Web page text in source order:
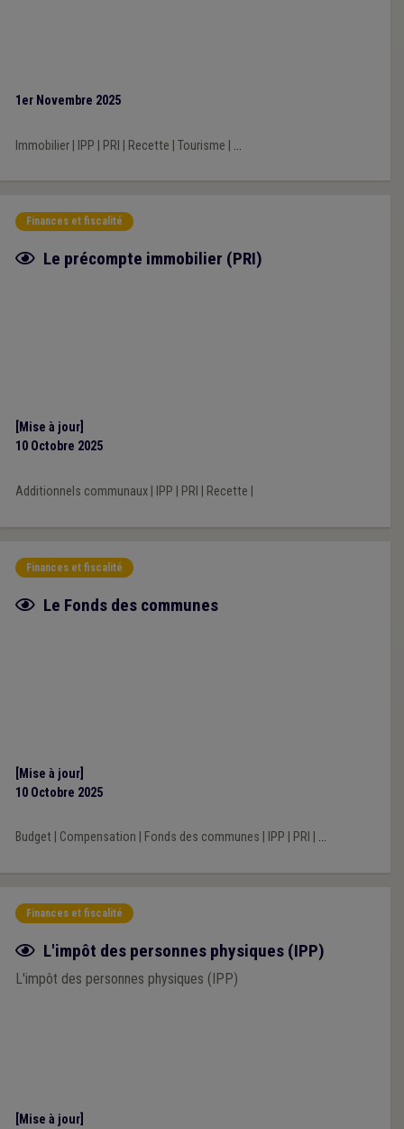
1er Novembre 2025
Immobilier| IPP PRI Recette Tourisme ...
Finances et fiscalité
Fiche focus
Le précompte immobilier (PRI)
[Mise à jour]
10 Octobre 2025
Additionnels communaux| IPP PRI Recette
Finances et fiscalité
Fiche focus
Le Fonds des communes
[Mise à jour]
10 Octobre 2025
Budget| Compensation Fonds des communes IPP PRI ...
Finances et fiscalité
Fiche focus
L'impôt des personnes physiques (IPP)
L'impôt des personnes physiques (IPP)
[Mise à jour]